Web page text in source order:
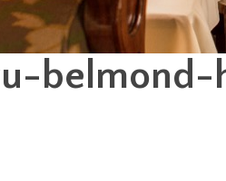
belmond-